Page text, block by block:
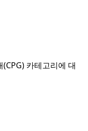
카테고리에 대